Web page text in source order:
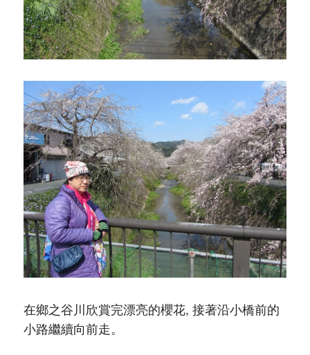
在鄉之谷川欣賞完漂亮的櫻花, 接著沿小橋前的
小路繼續向前走。